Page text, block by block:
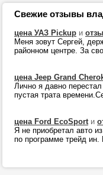
Свежие отзывы
цена УАЗ Pickup и
Меня зовут Сергей,
районном центре. За
цена Jeep Grand
Лично я давно
пустая трата
цена Ford EcoSportи
Я не приобретал авто
по программе трейд